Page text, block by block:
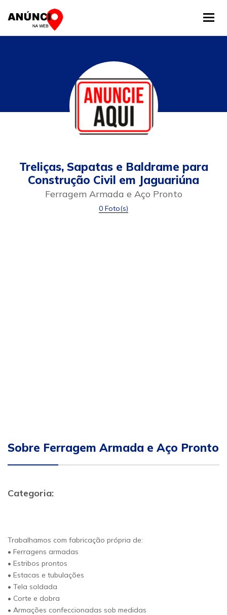
Treliças, Sapatas e Baldrame para
Construção Civil em Jaguariúna
Ferragem Armada e Aço Pronto
0 Foto(s)
Sobre Ferragem Armada e Aço Pronto
Categoria:
Trabalhamos com fabricação própria de:
• Ferragens armadas
• Estribos prontos
• Estacas e tubulações
• Tela soldada
• Corte e dobra
• Armações confeccionadas sob medidas